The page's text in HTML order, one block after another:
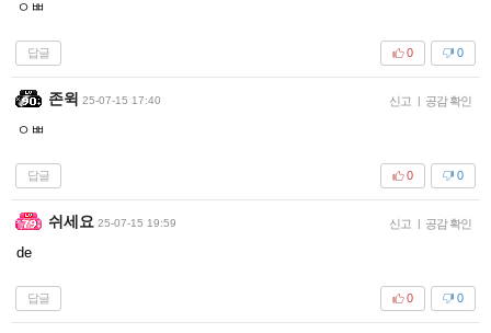
ㅇㅃ
답글 0
0
존윅 25-07-15 17:40 신고 | 공감 확인
ㅇㅃ
답글 0
0
쉬세요 25-07-15 19:59 신고 | 공감 확인
de
답글 0
0